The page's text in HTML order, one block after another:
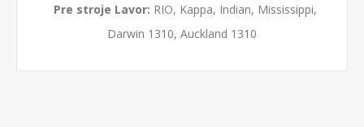
Pre stroje Lavor: RIO, Kappa, Indian, Mississippi,
Darwin 1310, Auckland 1310